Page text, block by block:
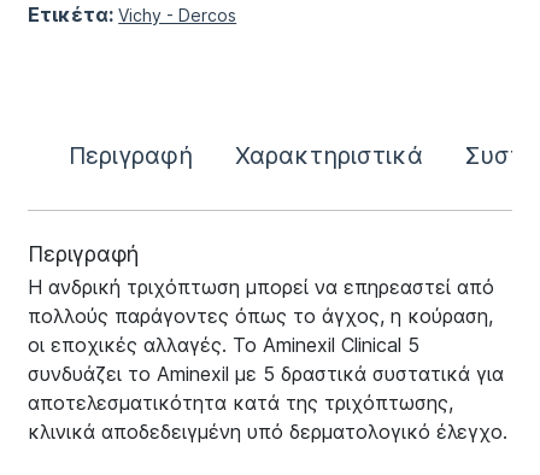
Ετικέτα:Vichy - Dercos
Περιγραφή Χαρακτηριστικά
Περιγραφή
Η ανδρική τριχόπτωση μπορεί να επηρεαστεί από
πολλούς παράγοντες όπως το άγχος, η κούραση,
οι εποχικές αλλαγές. Το Aminexil Clinical 5
συνδυάζει το Aminexil με 5 δραστικά συστατικά για
αποτελεσματικότητα κατά της τριχόπτωσης,
κλινικά αποδεδειγμένη υπό δερματολογικό έλεγχο.